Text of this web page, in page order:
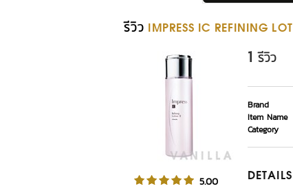
รีวิว IMPRESS IC REFINING
5.00
1 รีวิว
Brand
Item Name
Category
DETAILS